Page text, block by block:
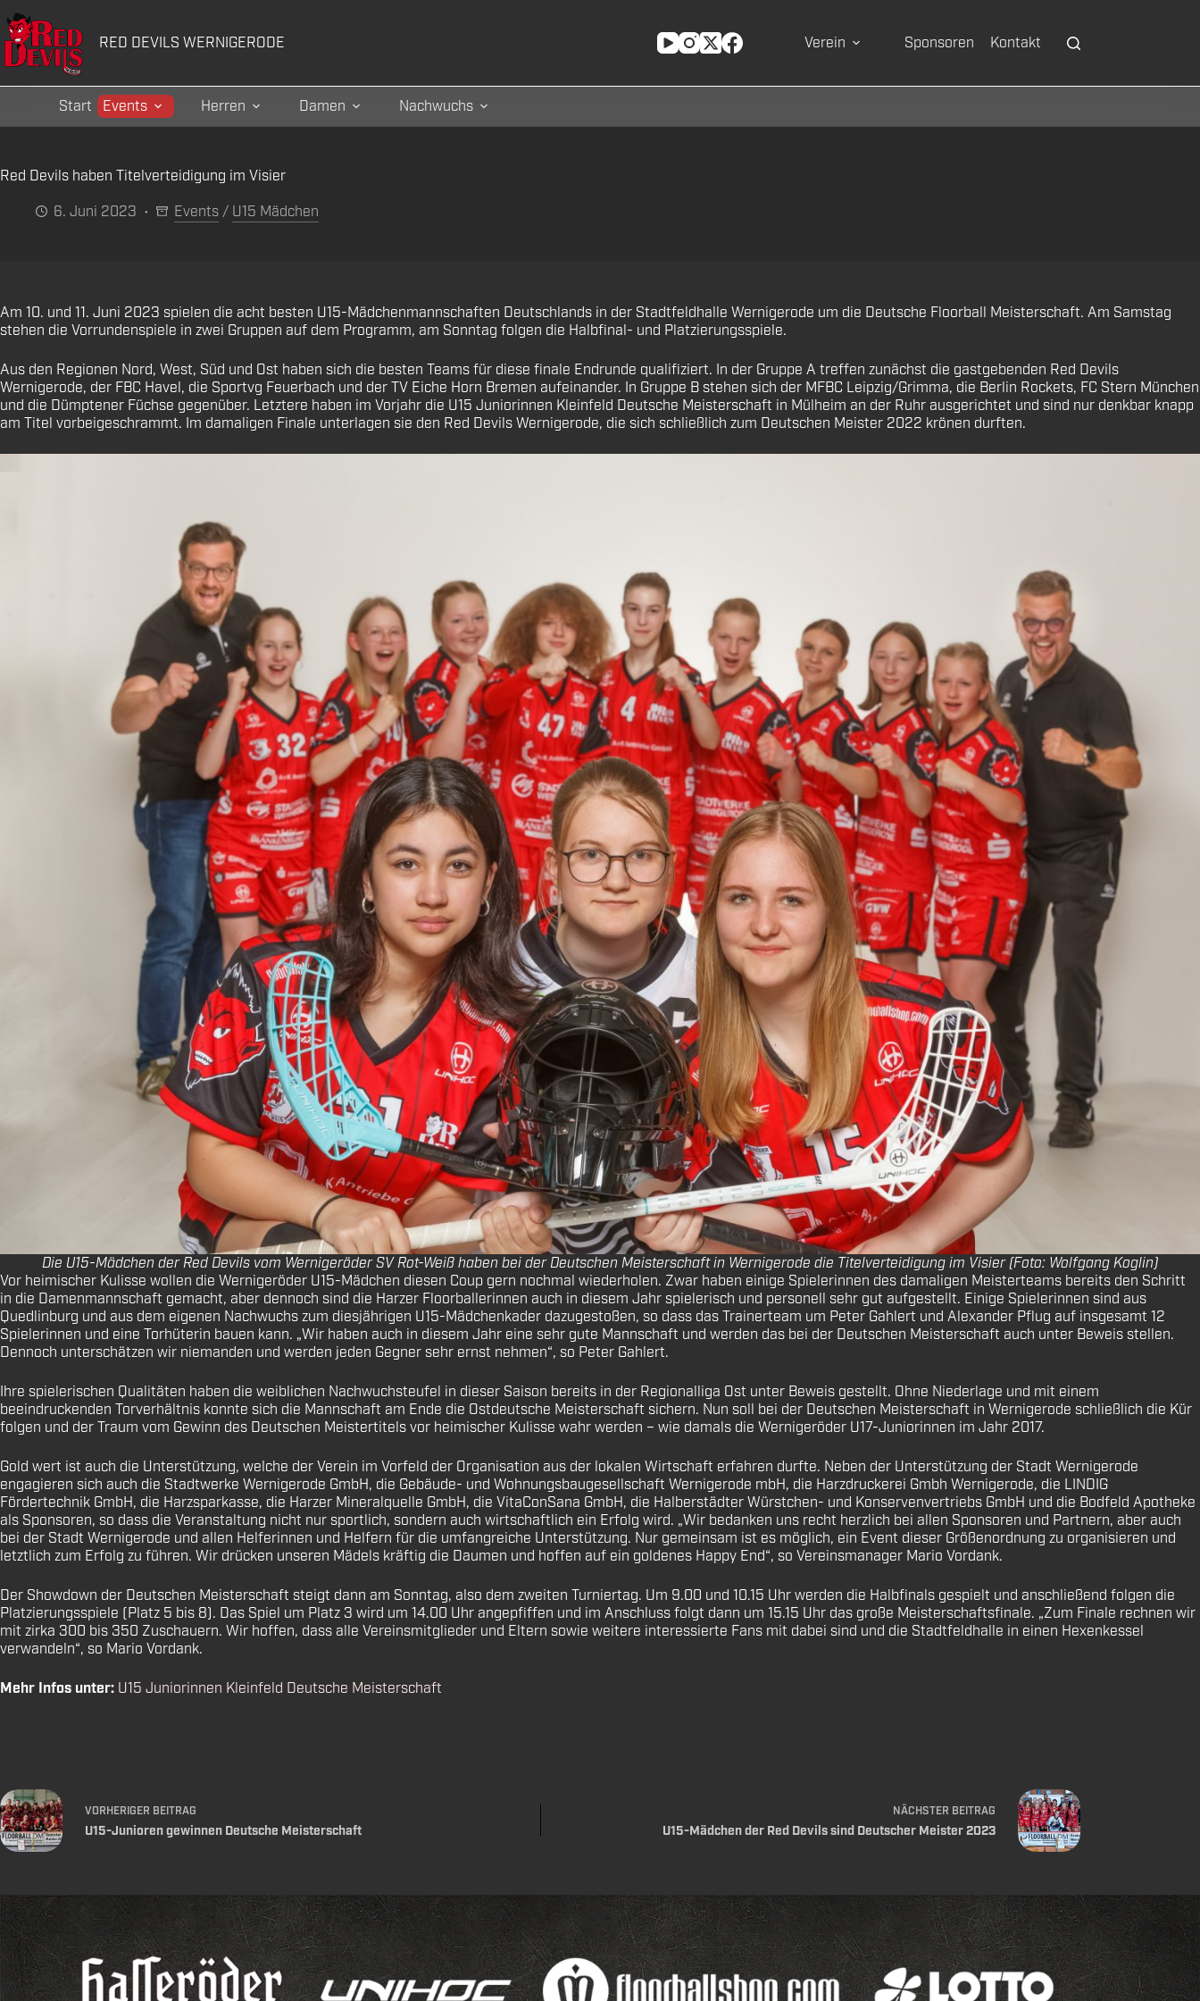
Zum
Inhalt
springen
RED DEVILS WERNIGERODE Verein Sponsoren Kontakt
Start Events Herren Damen Nachwuchs
Red Devils haben Titelverteidigung im Visier
6. Juni 2023
Events / U15 Mädchen
Am 10. und 11. Juni 2023 spielen die acht besten U15-Mädchenmannschaften Deutschlands in der Stadtfeldhalle Wernigerode um die Deutsche Floorball Meisterschaft. Am Samstag
stehen die Vorrundenspiele in zwei Gruppen auf dem Programm, am Sonntag folgen die Halbfinal- und Platzierungsspiele.
Aus den Regionen Nord, West, Süd und Ost haben sich die besten Teams für diese finale Endrunde qualifiziert. In der Gruppe A treffen zunächst die gastgebenden Red Devils
Wernigerode, der FBC Havel, die Sportvg Feuerbach und der TV Eiche Horn Bremen aufeinander. In Gruppe B stehen sich der MFBC Leipzig/Grimma, die Berlin Rockets, FC Stern München
und die Dümptener Füchse gegenüber. Letztere haben im Vorjahr die U15 Juniorinnen Kleinfeld Deutsche Meisterschaft in Mülheim an der Ruhr ausgerichtet und sind nur denkbar knapp
am Titel vorbeigeschrammt. Im damaligen Finale unterlagen sie den Red Devils Wernigerode, die sich schließlich zum Deutschen Meister 2022 krönen durften.
Die U15-Mädchen der Red Devils vom Wernigeröder SV Rot-Weiß haben bei der Deutschen Meisterschaft in Wernigerode die Titelverteidigung im Visier (Foto: Wolfgang Koglin)
Vor heimischer Kulisse wollen die Wernigeröder U15-Mädchen diesen Coup gern nochmal wiederholen. Zwar haben einige Spielerinnen des damaligen Meisterteams bereits den Schritt
in die Damenmannschaft gemacht, aber dennoch sind die Harzer Floorballerinnen auch in diesem Jahr spielerisch und personell sehr gut aufgestellt. Einige Spielerinnen sind aus
Quedlinburg und aus dem eigenen Nachwuchs zum diesjährigen U15-Mädchenkader dazugestoßen, so dass das Trainerteam um Peter Gahlert und Alexander Pflug auf insgesamt 12
Spielerinnen und eine Torhüterin bauen kann. „Wir haben auch in diesem Jahr eine sehr gute Mannschaft und werden das bei der Deutschen Meisterschaft auch unter Beweis stellen.
Dennoch unterschätzen wir niemanden und werden jeden Gegner sehr ernst nehmen“, so Peter Gahlert.
Ihre spielerischen Qualitäten haben die weiblichen Nachwuchsteufel in dieser Saison bereits in der Regionalliga Ost unter Beweis gestellt. Ohne Niederlage und mit einem
beeindruckenden Torverhältnis konnte sich die Mannschaft am Ende die Ostdeutsche Meisterschaft sichern. Nun soll bei der Deutschen Meisterschaft in Wernigerode schließlich die Kür
folgen und der Traum vom Gewinn des Deutschen Meistertitels vor heimischer Kulisse wahr werden – wie damals die Wernigeröder U17-Juniorinnen im Jahr 2017.
Gold wert ist auch die Unterstützung, welche der Verein im Vorfeld der Organisation aus der lokalen Wirtschaft erfahren durfte. Neben der Unterstützung der Stadt Wernigerode
engagieren sich auch die Stadtwerke Wernigerode GmbH, die Gebäude- und Wohnungsbaugesellschaft Wernigerode mbH, die Harzdruckerei Gmbh Wernigerode, die LINDIG
Fördertechnik GmbH, die Harzsparkasse, die Harzer Mineralquelle GmbH, die VitaConSana GmbH, die Halberstädter Würstchen- und Konservenvertriebs GmbH und die Bodfeld Apotheke
als Sponsoren, so dass die Veranstaltung nicht nur sportlich, sondern auch wirtschaftlich ein Erfolg wird. „Wir bedanken uns recht herzlich bei allen Sponsoren und Partnern, aber auch
bei der Stadt Wernigerode und allen Helferinnen und Helfern für die umfangreiche Unterstützung. Nur gemeinsam ist es möglich, ein Event dieser Größenordnung zu organisieren und
letztlich zum Erfolg zu führen. Wir drücken unseren Mädels kräftig die Daumen und hoffen auf ein goldenes Happy End“, so Vereinsmanager Mario Vordank.
Der Showdown der Deutschen Meisterschaft steigt dann am Sonntag, also dem zweiten Turniertag. Um 9.00 und 10.15 Uhr werden die Halbfinals gespielt und anschließend folgen die
Platzierungsspiele (Platz 5 bis 8). Das Spiel um Platz 3 wird um 14.00 Uhr angepfiffen und im Anschluss folgt dann um 15.15 Uhr das große Meisterschaftsfinale. „Zum Finale rechnen wir
mit zirka 300 bis 350 Zuschauern. Wir hoffen, dass alle Vereinsmitglieder und Eltern sowie weitere interessierte Fans mit dabei sind und die Stadtfeldhalle in einen Hexenkessel
verwandeln“, so Mario Vordank.
Mehr Infos unter: U15 Juniorinnen Kleinfeld Deutsche Meisterschaft
VORHERIGER BEITRAG
U15-Junioren gewinnen Deutsche Meisterschaft
NÄCHSTER BEITRAG
U15-Mädchen der Red Devils sind Deutscher Meister 2023